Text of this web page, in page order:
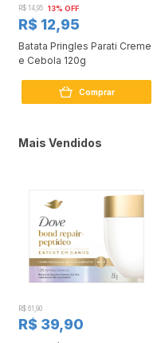
R$ 14,95 13% OFF
R$ 12,95
Batata Pringles Parati Creme
e Cebola 120g
Comprar
Mais Vendidos
R$ 61,90
R$ 39,90